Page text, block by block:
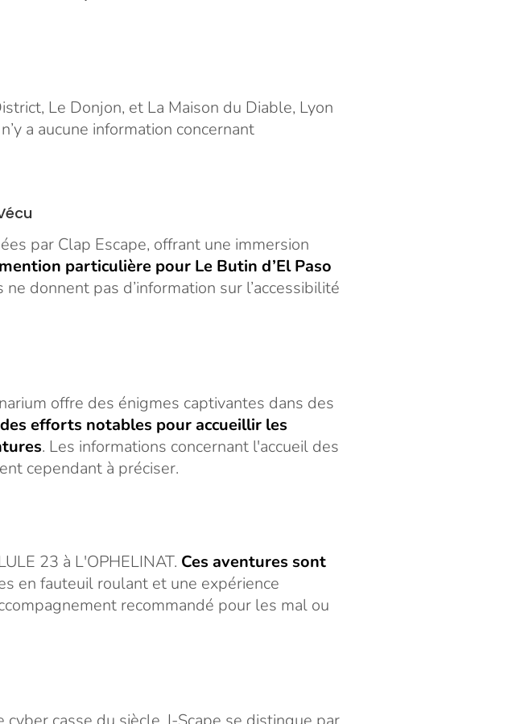
Le Donjon, et La Maison du Diable, Lyon
a aucune information concernant
par Clap Escape, offrant une immersion
particulière pour Le Butin d’El Paso
ne donnent pas d’information sur l’accessibilité
offre des énigmes captivantes dans des
des efforts notables pour accueillir les
. Les informations concernant l'accueil des
cependant à préciser.
23 à L'OPHELINAT. Ces aventures sont
en fauteuil roulant et une expérience
recommandé pour les mal ou